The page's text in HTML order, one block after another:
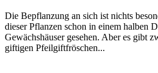
Die Bepflanzung an sich ist nichts
dieser Pflanzen schon in einem halben
Gewächshäuser gesehen. Aber es gibt
giftigen Pfeilgiftfröschen...